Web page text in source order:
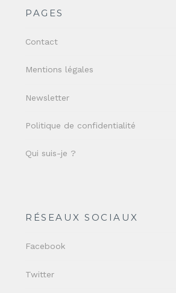
PAGES
Contact
Mentions légales
Newsletter
Politique de confidentialité
Qui suis-je ?
RÉSEAUX SOCIAUX
Facebook
Twitter